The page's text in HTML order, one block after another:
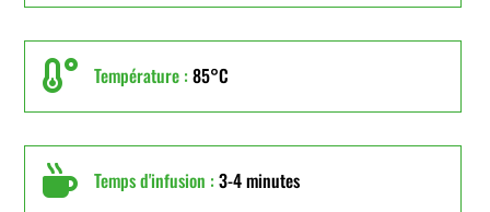
 Température : 85°C
 Temps d'infusion : 3-4 minutes